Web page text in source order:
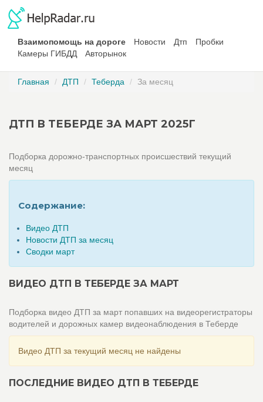
Взаимопомощь на дороге Новости Дтп
Пробки
Камеры ГИБДД
Авторынок
Главная ДТП Теберда За месяц
ДТП В ТЕБЕРДЕ ЗА МАРТ 2025Г
Подборка дорожно-транспортных происшествий текущий
месяц
Содержание:
Видео ДТП
Новости ДТП за месяц
Сводки март
ВИДЕО ДТП В ТЕБЕРДЕ ЗА МАРТ
Подборка видео ДТП за март попавших на видеорегистраторы
водителей и дорожных камер видеонаблюдения в Теберде
Видео ДТП за текущий месяц не найдены
ПОСЛЕДНИЕ ВИДЕО ДТП В ТЕБЕРДЕ